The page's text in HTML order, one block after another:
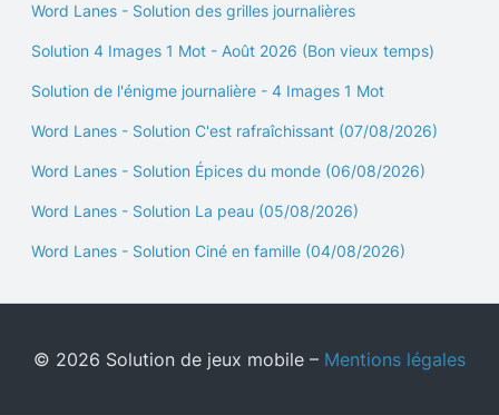
Word Lanes - Solution des grilles journalières
Solution 4 Images 1 Mot - Août 2026 (Bon vieux temps)
Solution de l'énigme journalière - 4 Images 1 Mot
Word Lanes - Solution C'est rafraîchissant (07/08/2026)
Word Lanes - Solution Épices du monde (06/08/2026)
Word Lanes - Solution La peau (05/08/2026)
Word Lanes - Solution Ciné en famille (04/08/2026)
© 2026 Solution de jeux mobile – Mentions légales